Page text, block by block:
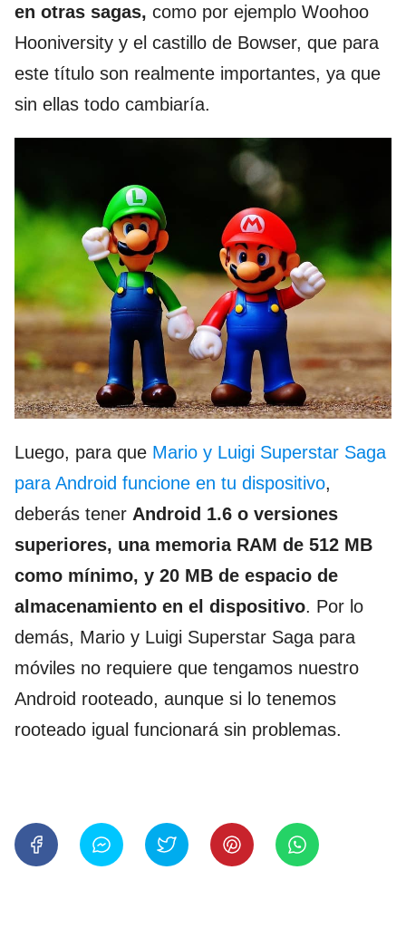
en otras sagas, como por ejemplo Woohoo
Hooniversity y el castillo de Bowser, que para
este título son realmente importantes, ya que
sin ellas todo cambiaría.
Luego, para que Mario y Luigi Superstar Saga
para Android funcione en tu dispositivo,
deberás tener Android 1.6 o versiones
superiores, una memoria RAM de 512 MB
como mínimo, y 20 MB de espacio de
almacenamiento en el dispositivo. Por lo
demás, Mario y Luigi Superstar Saga para
móviles no requiere que tengamos nuestro
Android rooteado, aunque si lo tenemos
rooteado igual funcionará sin problemas.